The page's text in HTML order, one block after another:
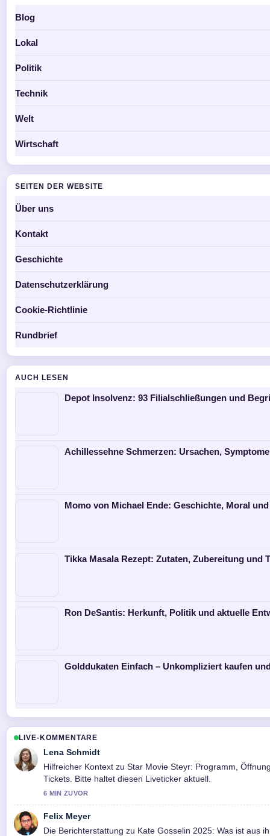
Blog
Lokal
Politik
Technik
Welt
Wirtschaft
SEITEN DER WEBSITE
Über uns
Kontakt
Geschichte
Datenschutzerklärung
Cookie-Richtlinie
Rundbrief
AUCH LESEN
Depot Insolvenz: 93 Filialschließungen und
Achillessehne Schmerzen: Ursachen,
Momo von Michael Ende: Geschichte, Moral
Tikka Masala Rezept: Zutaten, Zubereitung und
Ron DeSantis: Herkunft, Politik und aktuelle
Golddukaten Einfach – Unkompliziert kaufen
LIVE-KOMMENTARE
Lena Schmidt
Hilfreicher Kontext zu Star Movie Steyr: Programm,
Tickets. Bitte haltet diesen Liveticker aktuell.
6 MIN ZUVOR
Felix Meyer
Die Berichterstattung zu Kate Gosselin 2025: Was ist aus